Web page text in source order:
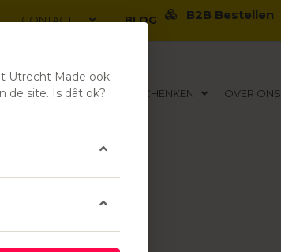
CONTACT BLOG B2B Bestellen
RELATIEGESCHENKEN OVER ONS
Utrecht Made ook
de site. Is dât ok?